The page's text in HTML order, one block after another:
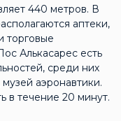
440 метров. В
аптеки,
торговые
Алькасарес есть
среди них
аэронавтики.
в течение 20 минут.